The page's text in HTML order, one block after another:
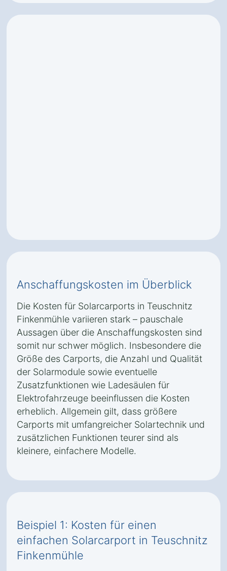
Anschaffungskosten im Überblick
Die Kosten für Solarcarports in Teuschnitz
Finkenmühle variieren stark – pauschale
Aussagen über die Anschaffungskosten sind
somit nur schwer möglich. Insbesondere die
Größe des Carports, die Anzahl und Qualität
der Solarmodule sowie eventuelle
Zusatzfunktionen wie Ladesäulen für
Elektrofahrzeuge beeinflussen die Kosten
erheblich. Allgemein gilt, dass größere
Carports mit umfangreicher Solartechnik und
zusätzlichen Funktionen teurer sind als
kleinere, einfachere Modelle.
Beispiel 1: Kosten für einen
einfachen Solarcarport in Teuschnitz
Finkenmühle